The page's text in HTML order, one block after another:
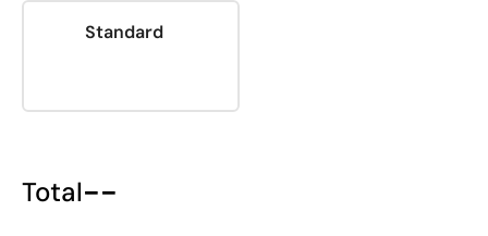
Standard
Total--